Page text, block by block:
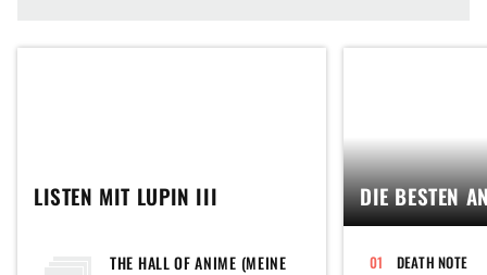
LISTEN MIT LUPIN III
THE HALL OF ANIME (MEINE
DIE BESTEN
DEATH NOTE